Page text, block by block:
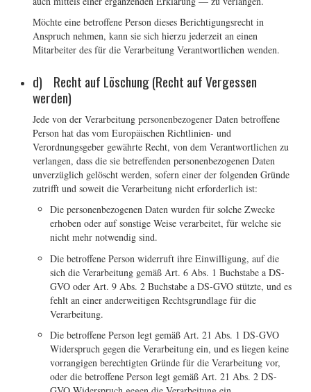
Möchte eine betroffene Person dieses Berichtigungsrecht in
Anspruch nehmen, kann sie sich hierzu jederzeit an einen
Mitarbeiter des für die Verarbeitung Verantwortlichen wenden.
d) Recht auf Löschung (Recht auf Vergessen
werden)
Jede von der Verarbeitung personenbezogener Daten betroffene
Person hat das vom Europäischen Richtlinien- und
Verordnungsgeber gewährte Recht, von dem Verantwortlichen zu
verlangen, dass die sie betreffenden personenbezogenen Daten
unverzüglich gelöscht werden, sofern einer der folgenden Gründe
zutrifft und soweit die Verarbeitung nicht erforderlich ist:
Die personenbezogenen Daten wurden für solche Zwecke
erhoben oder auf sonstige Weise verarbeitet, für welche sie
nicht mehr notwendig sind.
Die betroffene Person widerruft ihre Einwilligung, auf die
sich die Verarbeitung gemäß Art. 6 Abs. 1 Buchstabe a DS-
GVO oder Art. 9 Abs. 2 Buchstabe a DS-GVO stützte, und es
fehlt an einer anderweitigen Rechtsgrundlage für die
Verarbeitung.
Die betroffene Person legt gemäß Art. 21 Abs. 1 DS-GVO
Widerspruch gegen die Verarbeitung ein, und es liegen keine
vorrangigen berechtigten Gründe für die Verarbeitung vor,
oder die betroffene Person legt gemäß Art. 21 Abs. 2 DS-